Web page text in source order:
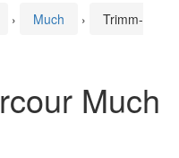
› Much ›
Trimm-
Much